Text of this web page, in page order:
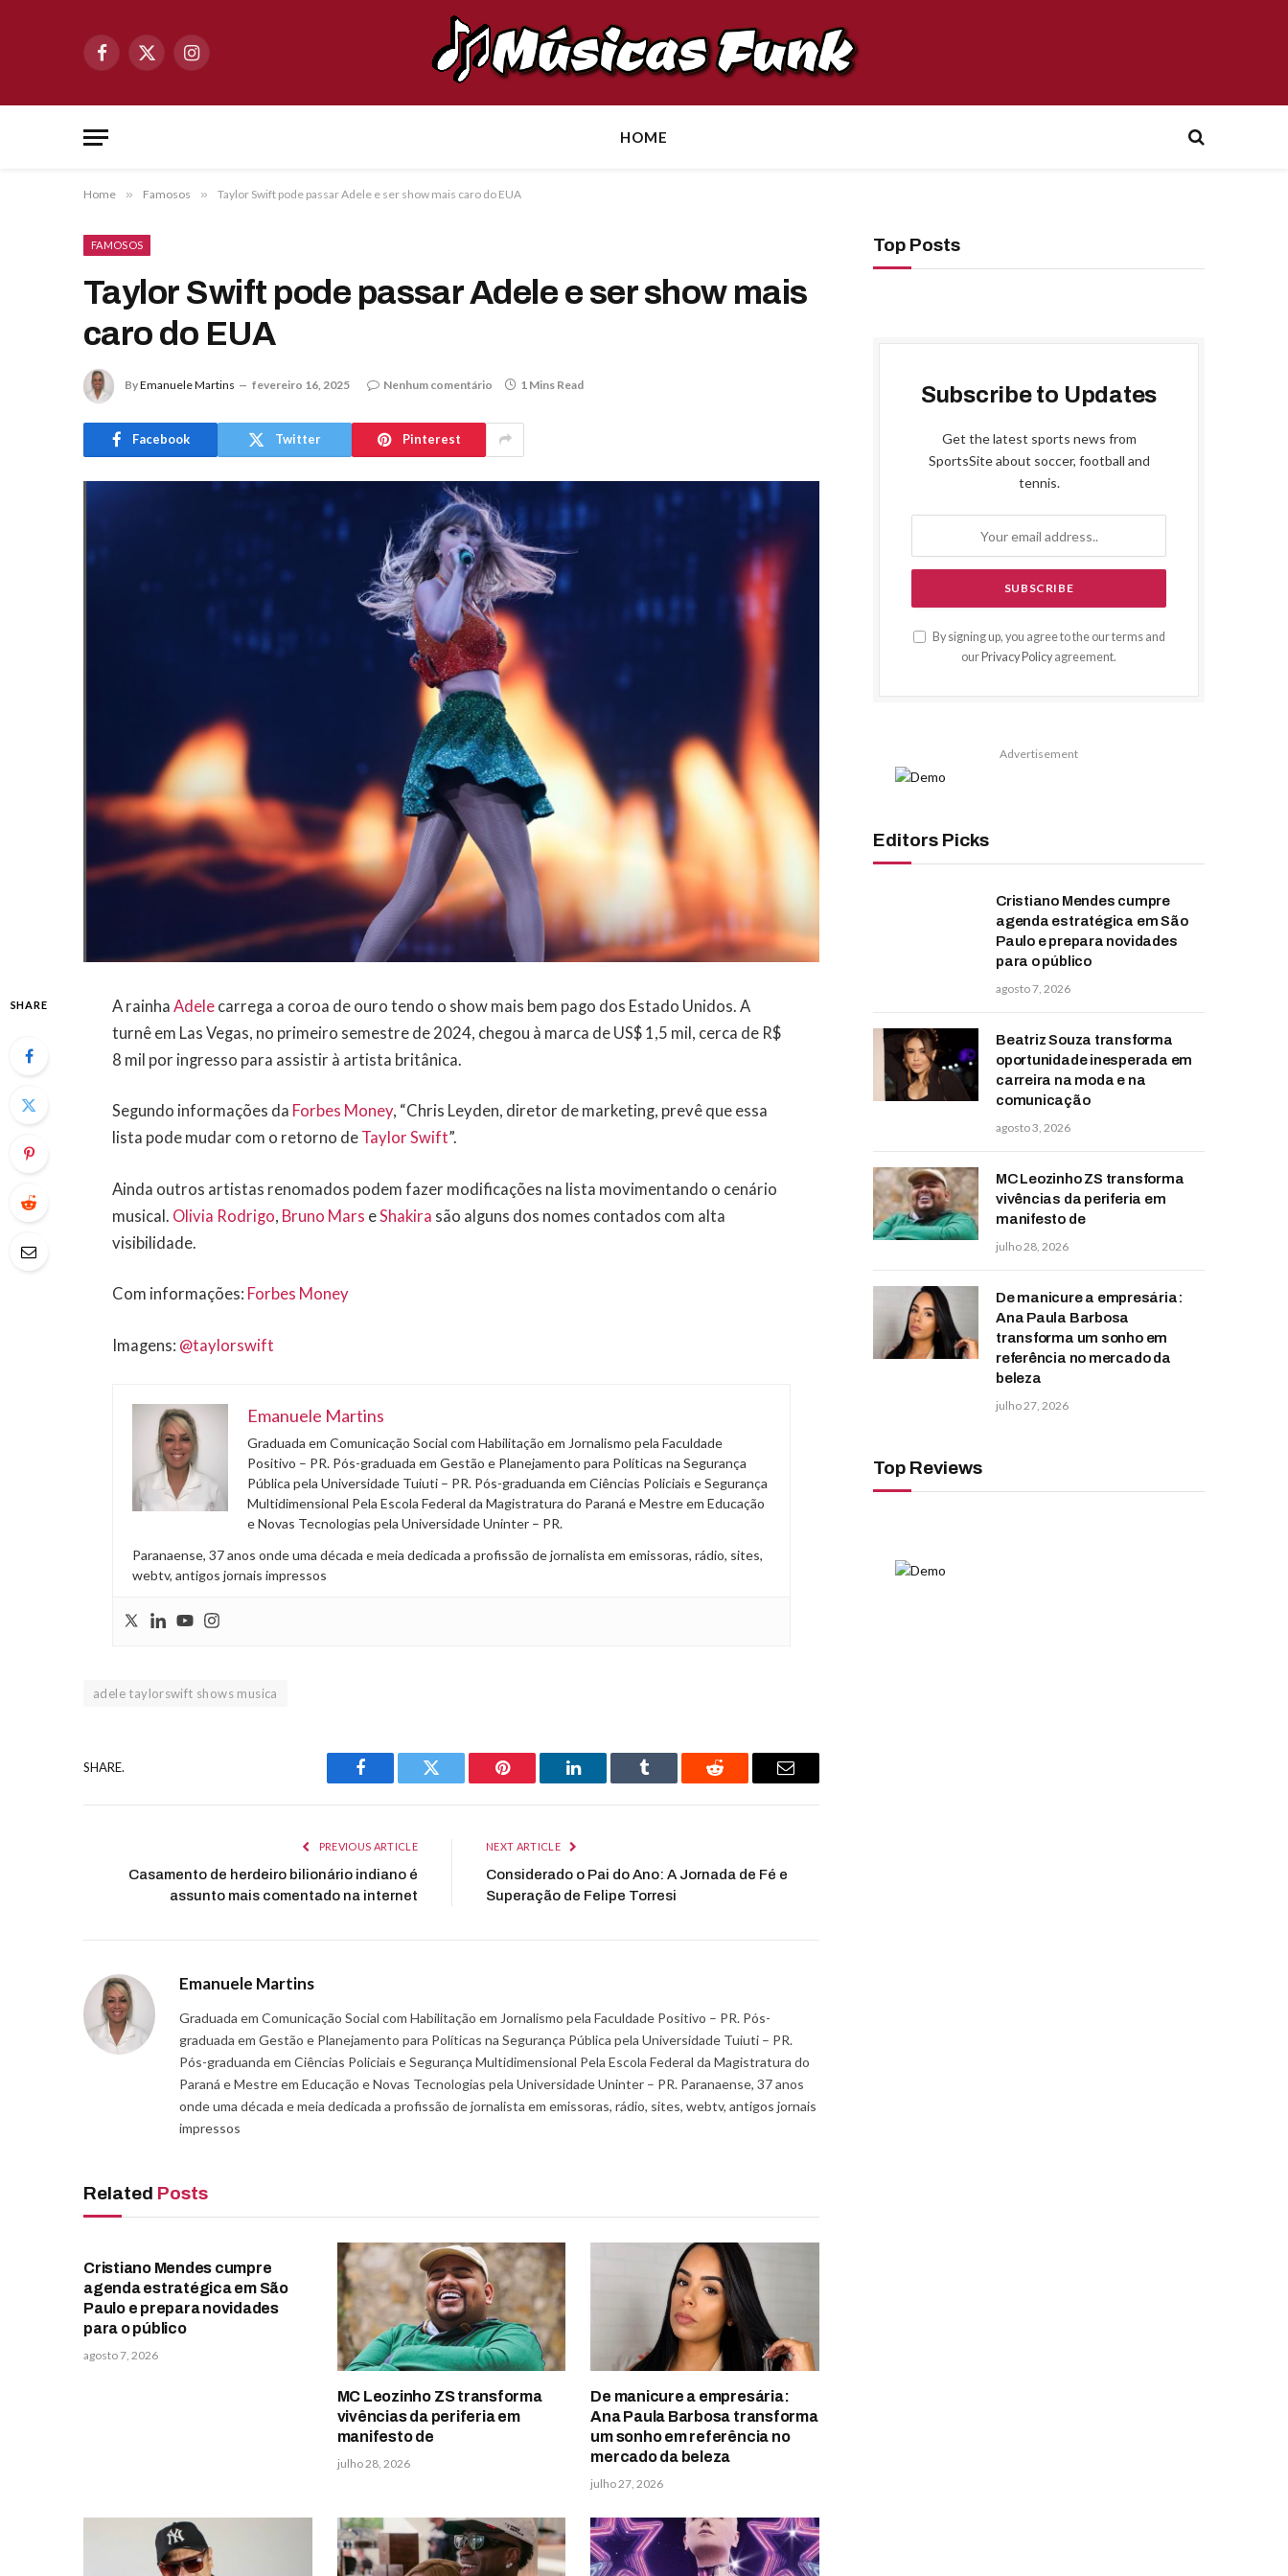
Facebook
X
Instagram
HOME
Home » Famosos » Taylor Swift pode passar Adele e ser show mais caro do EUA
FAMOSOS
Taylor Swift pode passar Adele e ser show mais
caro do EUA
ByEmanuele Martins fevereiro 16, 2025 Nenhum comentário 1 Mins Read
Facebook Twitter Pinterest
SHARE A rainhaAdele carrega a coroa de ouro tendo o show mais bem pago dos Estado Unidos. A
turnê em Las Vegas, no primeiro semestre de 2024, chegou à marca de US$ 1,5 mil, cerca de R$
8 mil por ingresso para assistir à artista britânica.
Segundo informações da Forbes Money, “Chris Leyden, diretor de marketing, prevê que essa
lista pode mudar com o retorno de Taylor Swift”.
Ainda outros artistas renomados podem fazer modificações na lista movimentando o cenário
musical. Olivia Rodrigo, Bruno Mars eShakira são alguns dos nomes contados com alta
visibilidade.
Com informações: Forbes Money
Imagens: @taylorswift
Emanuele Martins
Graduada em Comunicação Social com Habilitação em Jornalismo pela Faculdade
Positivo – PR. Pós-graduada em Gestão e Planejamento para Políticas na Segurança
Pública pela Universidade Tuiuti – PR. Pós-graduanda em Ciências Policiais e Segurança
Multidimensional Pela Escola Federal da Magistratura do Paraná e Mestre em Educação
e Novas Tecnologias pela Universidade Uninter – PR.
Paranaense, 37 anos onde uma década e meia dedicada a profissão de jornalista em emissoras, rádio, sites,
webtv, antigos jornais impressos
adele taylorswift shows musica
SHARE.
Facebook Twitter Pinterest LinkedIn Tumblr Reddit Email
PREVIOUS ARTICLE
Casamento de herdeiro bilionário indiano é
assunto mais comentado na internet
NEXT ARTICLE
Considerado o Pai do Ano: A Jornada de Fé e
Superação de Felipe Torresi
Emanuele Martins
Graduada em Comunicação Social com Habilitação em Jornalismo pela Faculdade Positivo – PR. Pós-
graduada em Gestão e Planejamento para Políticas na Segurança Pública pela Universidade Tuiuti – PR.
Pós-graduanda em Ciências Policiais e Segurança Multidimensional Pela Escola Federal da Magistratura do
Paraná e Mestre em Educação e Novas Tecnologias pela Universidade Uninter – PR. Paranaense, 37 anos
onde uma década e meia dedicada a profissão de jornalista em emissoras, rádio, sites, webtv, antigos jornais
impressos
Related Posts
Cristiano Mendes cumpre
agenda estratégica em São
Paulo e prepara novidades
para o público
agosto 7, 2026
MC Leozinho ZS transforma
vivências da periferia em
manifesto de
julho 28, 2026
De manicure a empresária:
Ana Paula Barbosa transforma
um sonho em referência no
mercado da beleza
julho 27, 2026
Top Posts
Subscribe to Updates
Get the latest sports news from
SportsSite about soccer, football and
tennis.
By signing up, you agree to the our terms and
our Privacy Policy agreement.
Advertisement
Editors Picks
Cristiano Mendes cumpre
agenda estratégica em São
Paulo e prepara novidades
para o público
agosto 7, 2026
Beatriz Souza transforma
oportunidade inesperada em
carreira na moda e na
comunicação
agosto 3, 2026
MC Leozinho ZS transforma
vivências da periferia em
manifesto de
julho 28, 2026
De manicure a empresária:
Ana Paula Barbosa
transforma um sonho em
referência no mercado da
beleza
julho 27, 2026
Top Reviews